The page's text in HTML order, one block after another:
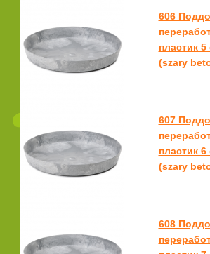
606
пластик
(szary
607
пластик
(szary
608